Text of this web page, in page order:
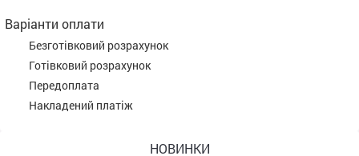
Варіанти оплати
Безготівковий розрахунок
Готівковий розрахунок
Передоплата
Накладений платіж
НОВИНКИ